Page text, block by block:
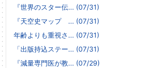
『世界のスター伝... (07/31)
『天空史マップ ... (07/31)
年齢よりも重視さ... (07/31)
「出版持込ステー... (07/31)
『減量専門医が教... (07/29)